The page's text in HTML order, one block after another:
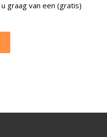
graag van een (gratis)